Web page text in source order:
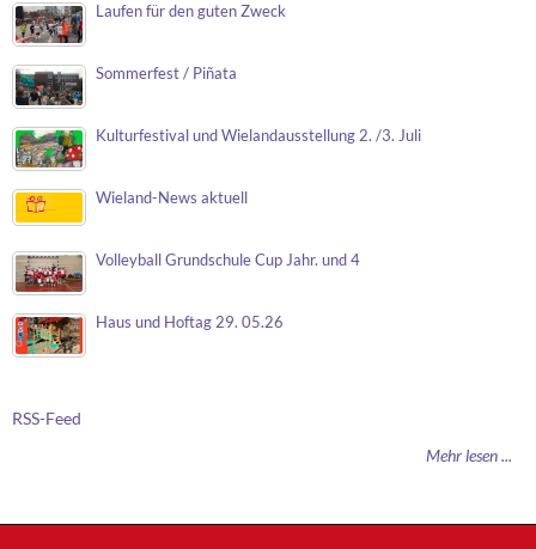
Laufen für den guten Zweck
Sommerfest / Piñata
Kulturfestival und Wielandausstellung 2. /3. Juli
Wieland-News aktuell
Volleyball Grundschule Cup Jahr. und 4
Haus und Hoftag 29. 05.26
RSS-Feed
Mehr lesen ...